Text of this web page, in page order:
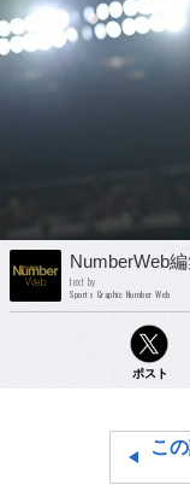
NumberWeb
text by
Sports Graphic Number Web
ポスト
こ